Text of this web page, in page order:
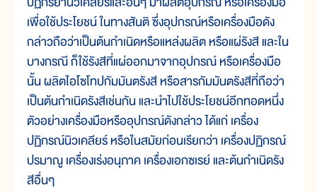
เพื่อใช้ประโยชน์ ในทางสันติ ซึ่งอุปกรณ์หรือเครื่องมือดัง
กล่าวถือว่าเป็นต้นกำเนิดหรือแหล่งผลิต หรือแผ่รังสี และใน
บางกรณี ก็ใช้รังสีที่แผ่ออกมาจากอุปกรณ์ หรือเครื่องมือ
นั้น ผลิตไอโซโทปกัมมันตรังสี หรือสารกัมมันตรังสีที่ถือว่า
เป็นต้นกำเนิดรังสีเช่นกัน และนำไปใช้ประโยชน์อีกทอดหนึ่ง
ตัวอย่างเครื่องมือหรืออุปกรณ์ดังกล่าว ได้แก่ เครื่อง
ปฏิกรณ์นิวเคลียร์ หรือในสมัยก่อนเรียกว่า เครื่องปฏิกรณ์
ปรมาณู เครื่องเร่งอนุภาค เครื่องเอกซเรย์ และต้นกำเนิดรัง
สีอื่นๆ